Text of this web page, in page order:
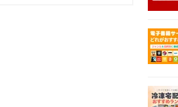
ンテンツを豊富に執筆中。